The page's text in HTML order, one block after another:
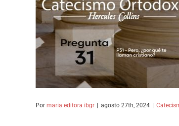
Pero, ¿por qué te llaman
cristiano?
Catecismo Ortodoxo
Por maria editora ibgr agosto 27th, 2024